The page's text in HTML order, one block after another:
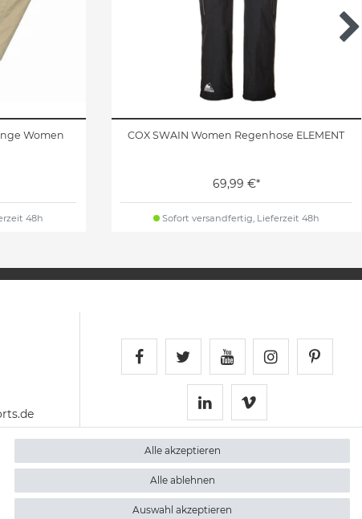
Women
48h
COX SWAIN Women Regenhose ELEMENT
69,99 €*
Sofort versandfertig, Lieferzeit 48h
Schnellversand auf
Schnellversand auf
Schnellversand
Schnellversand auf
Alle akzeptieren
Alle ablehnen
Auswahl akzeptieren